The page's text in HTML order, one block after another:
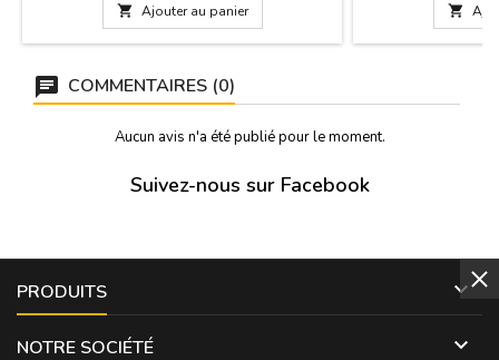
 Ajouter au panier 
COMMENTAIRES (0)
Aucun avis n'a été publié pour le moment.
Suivez-nous sur Facebook
PRODUITS 
NOTRE SOCIÉTÉ 